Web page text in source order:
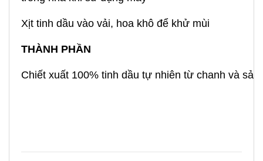
Xịt tinh dầu vào vải, hoa khô để khử mùi
THÀNH PHẦN
Chiết xuất 100% tinh dầu tự nhiên từ chanh và sả